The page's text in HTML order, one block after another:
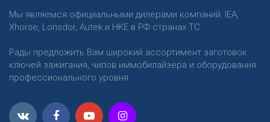
Мы являемся официальными дилерами компаний: IEA,
Xhorse, Lonsdor, Autek и HKE в РФ странах ТС.
Рады предложить Вам широкий ассортимент заготовок
ключей зажигания, чипов иммобилайзера и оборудования
профессионального уровня.